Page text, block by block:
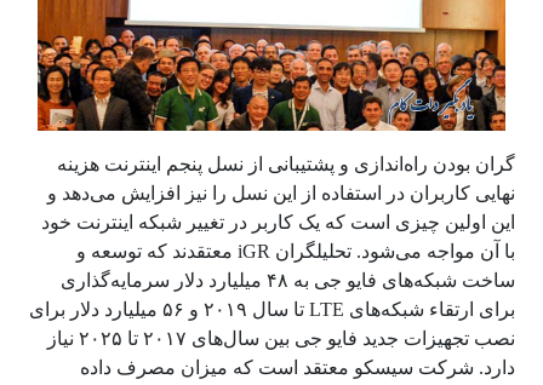
گران بودن راه‌اندازی و پشتیبانی از نسل پنجم اینترنت هزینه
نهایی کاربران در استفاده از این نسل را نیز افزایش می‌دهد و
این اولین چیزی است که یک کاربر در تغییر شبکه اینترنت خود
با آن مواجه می‌شود. تحلیلگران iGR معتقدند که توسعه و
ساخت شبکه‌های فایو جی به ۴۸ میلیارد دلار سرمایه‌گذاری
برای ارتقاء شبکه‌های LTE تا سال ۲۰۱۹ و ۵۶ میلیارد دلار برای
نصب تجهیزات جدید فایو جی بین سال‌های ۲۰۱۷ تا ۲۰۲۵ نیاز
دارد. شرکت سیسکو معتقد است که میزان مصرف داده